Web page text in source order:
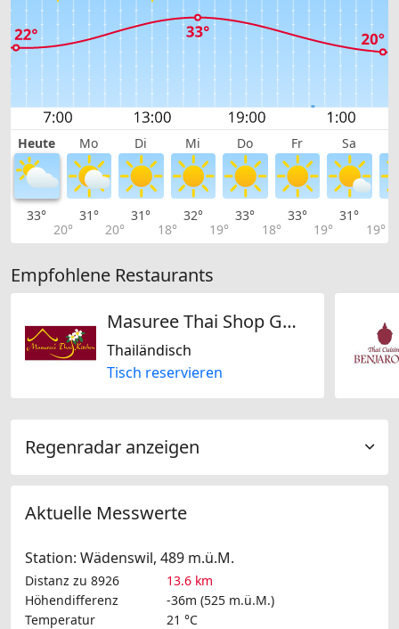
Heute Mo Di Mi Do Fr Sa
33°
20°
31°
20°
31°
18°
32°
19°
33°
18°
33°
19°
31°
19°
Empfohlene Restaurants
Masuree Thai Shop GmbH
Thailändisch
Tisch reservieren
Regenradar anzeigen
Aktuelle Messwerte
Station: Wädenswil, 489 m.ü.M.
Distanz zu 8926
13.6 km
Höhendifferenz
-36m (525 m.ü.M.)
Temperatur
21 °C